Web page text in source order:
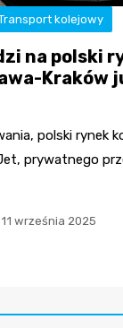
kolejowy
na polski
Kraków
polski rynek
prywatnego
11 września 2025